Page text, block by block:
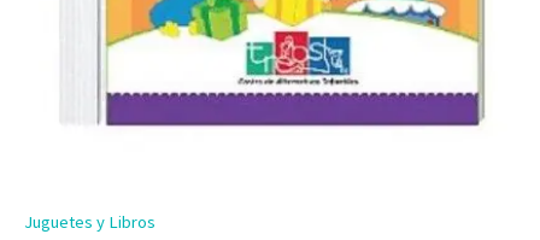
Juguetes y Libros